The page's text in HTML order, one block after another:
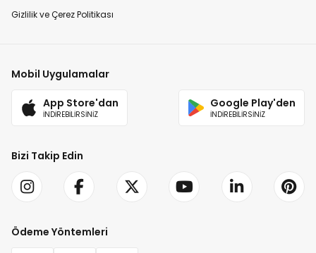
Gizlilik ve Çerez Politikası
Mobil Uygulamalar
App Store'dan
İNDİREBİLİRSİNİZ
Google Play'den
İNDİREBİLİRSİNİZ
Bizi Takip Edin
Ödeme Yöntemleri